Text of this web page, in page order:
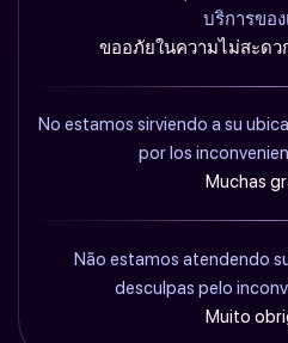
บริการของ
ขออภัยในความไม่สะด
No estamos sirviendo a su
por los
Muchas
Não estamos atendendo
desculpas pelo
Muito